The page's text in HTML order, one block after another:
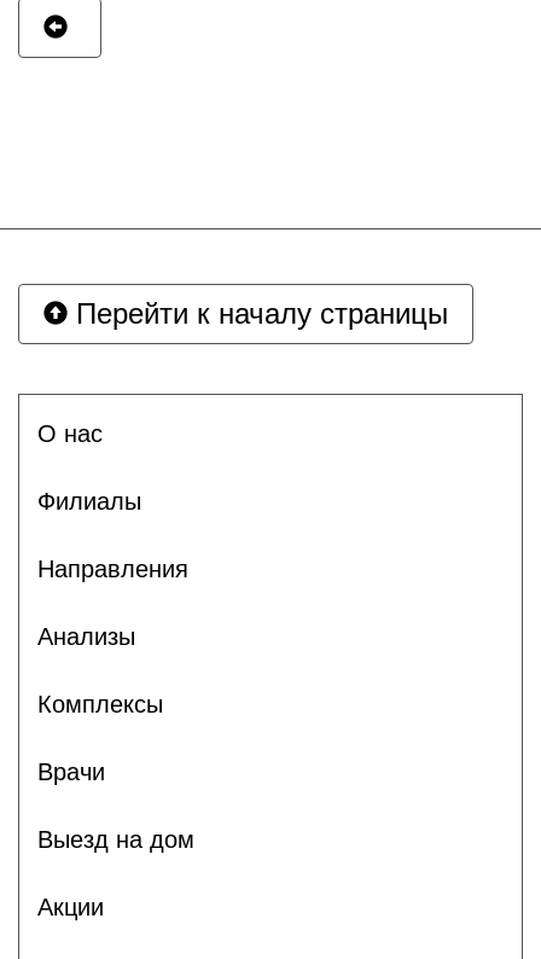
Перейти к началу страницы
О нас
Филиалы
Направления
Анализы
Комплексы
Врачи
Выезд на дом
Акции